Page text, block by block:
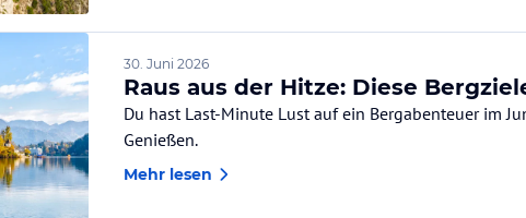
30. Juni 2026
Raus aus der Hitze: Diese
Du hast Last-Minute Lust auf ein Bergabenteuer im
Genießen.
Mehr lesen